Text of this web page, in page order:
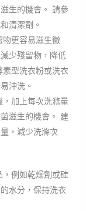
生的機會。 請參
清潔劑。
更容易滋生黴
少殘留物，降低
型洗衣粉或洗衣
沖洗。
加上每次洗滌量
滋生的機會。 建
，減少洗滌次
例如乾燥劑或硅
水分，保持洗衣